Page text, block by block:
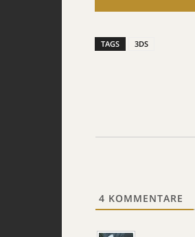
TAGS 3DS
4 KOMMENTARE